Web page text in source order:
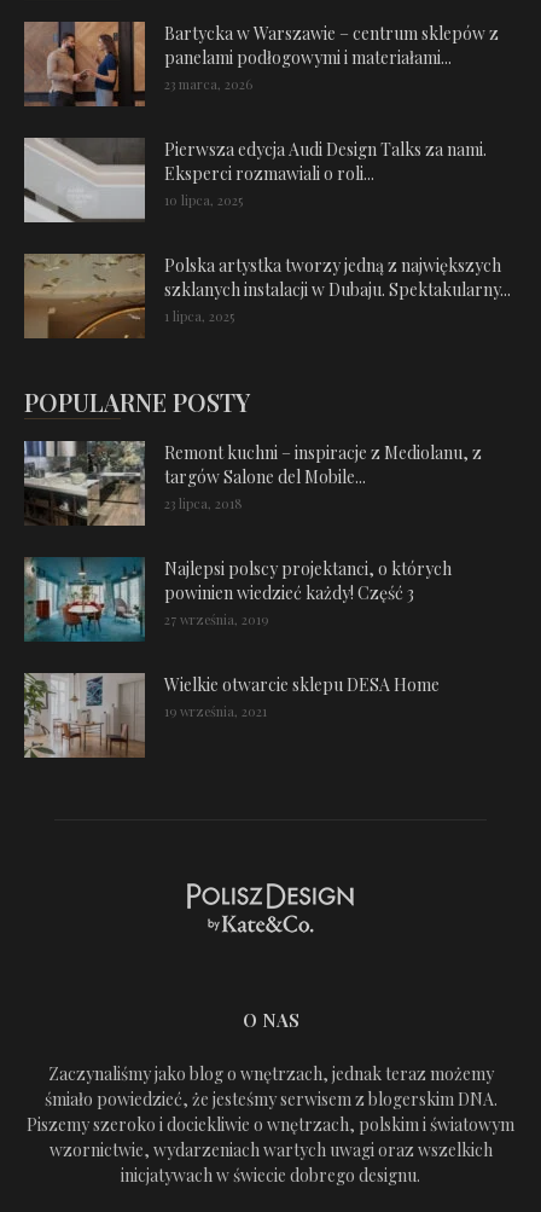
Bartycka w Warszawie – centrum sklepów z
panelami podłogowymi i materiałami...
23 marca, 2026
Pierwsza edycja Audi Design Talks za nami.
Eksperci rozmawiali o roli...
10 lipca, 2025
Polska artystka tworzy jedną z największych
szklanych instalacji w Dubaju. Spektakularny...
1 lipca, 2025
POPULARNE POSTY
Remont kuchni – inspiracje z Mediolanu, z
targów Salone del Mobile...
23 lipca, 2018
Najlepsi polscy projektanci, o których
powinien wiedzieć każdy! Część 3
27 września, 2019
Wielkie otwarcie sklepu DESA Home
19 września, 2021
O NAS
Zaczynaliśmy jako blog o wnętrzach, jednak teraz możemy
śmiało powiedzieć, że jesteśmy serwisem z blogerskim DNA.
Piszemy szeroko i dociekliwie o wnętrzach, polskim i światowym
wzornictwie, wydarzeniach wartych uwagi oraz wszelkich
inicjatywach w świecie dobrego designu.